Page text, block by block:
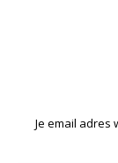
Je email adres